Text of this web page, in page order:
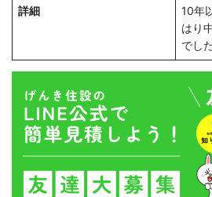
詳細
10年
はり
でした